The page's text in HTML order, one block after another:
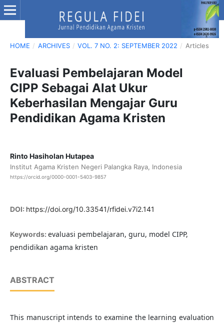
HOME / ARCHIVES / VOL. 7 NO. 2: SEPTEMBER 2022 / Articles
Evaluasi Pembelajaran Model
CIPP Sebagai Alat Ukur
Keberhasilan Mengajar Guru
Pendidikan Agama Kristen
Rinto Hasiholan Hutapea
Institut Agama Kristen Negeri Palangka Raya, Indonesia
https://orcid.org/0000-0001-5403-9857
DOI: https://doi.org/10.33541/rfidei.v7i2.141
Keywords: evaluasi pembelajaran, guru, model CIPP,
pendidikan agama kristen
ABSTRACT
This manuscript intends to examine the learning evaluation